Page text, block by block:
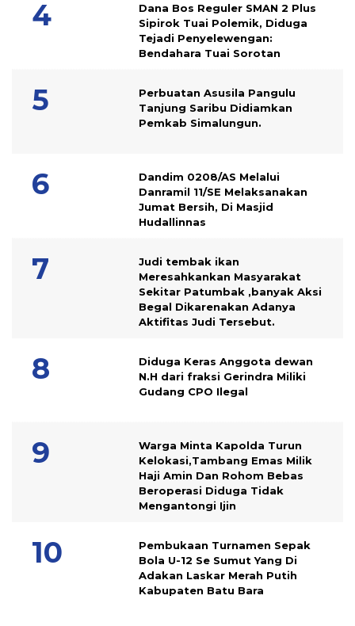
Dana Bos Reguler SMAN 2 Plus
Sipirok Tuai Polemik, Diduga
Tejadi Penyelewengan:
Bendahara Tuai Sorotan
Perbuatan Asusila Pangulu
Tanjung Saribu Didiamkan
Pemkab Simalungun.
Dandim 0208/AS Melalui
Danramil 11/SE Melaksanakan
Jumat Bersih, Di Masjid
Hudallinnas
Judi tembak ikan
Meresahkankan Masyarakat
Sekitar Patumbak ,banyak Aksi
Begal Dikarenakan Adanya
Aktifitas Judi Tersebut.
Diduga Keras Anggota dewan
N.H dari fraksi Gerindra Miliki
Gudang CPO Ilegal
Warga Minta Kapolda Turun
Kelokasi,Tambang Emas Milik
Haji Amin Dan Rohom Bebas
Beroperasi Diduga Tidak
Mengantongi Ijin
Pembukaan Turnamen Sepak
Bola U-12 Se Sumut Yang Di
Adakan Laskar Merah Putih
Kabupaten Batu Bara